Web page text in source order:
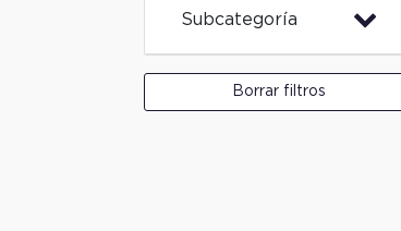
Subcategoría
Borrar filtros